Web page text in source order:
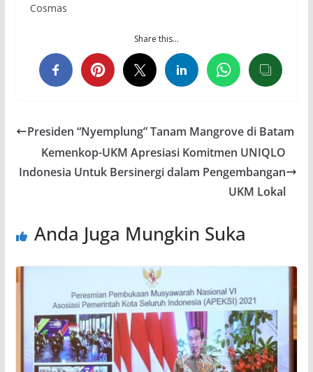
Cosmas
Share this…
Presiden “Nyemplung” Tanam Mangrove di Batam
Kemenkop-UKM Apresiasi Komitmen UNIQLO
Indonesia Untuk Bersinergi dalam Pengembangan
UKM Lokal
Anda Juga Mungkin Suka